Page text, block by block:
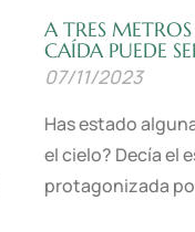
A TRES
CAÍDA PUEDE
07/11/2023
Has estado
el cielo? Decía el
protagonizada